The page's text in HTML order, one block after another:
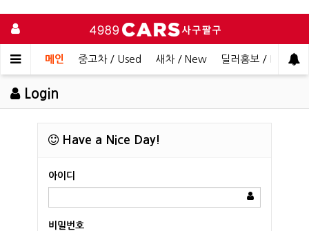
메인 중고차 / Used 새차 / New 딜러홍보 / Dealer
Login
Have a Nice Day!
아이디
비밀번호